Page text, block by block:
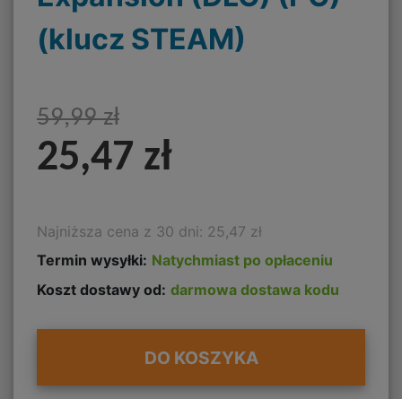
(klucz STEAM)
59,99 zł
25,47 zł
Najniższa cena z 30 dni: 25,47 zł
Termin wysyłki: Natychmiast po opłaceniu
Koszt dostawy od: darmowa dostawa kodu
DO KOSZYKA